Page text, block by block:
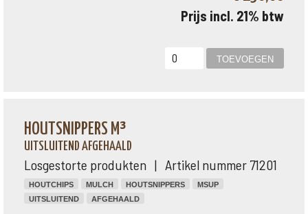
Prijs incl. 21% btw
HOUTSNIPPERS M³
UITSLUITEND AFGEHAALD
Losgestorte produkten | Artikel nummer 71201
HOUTCHIPS MULCH HOUTSNIPPERS
MSUP
UITSLUITEND
AFGEHAALD